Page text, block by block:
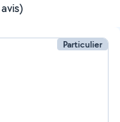
Particulier